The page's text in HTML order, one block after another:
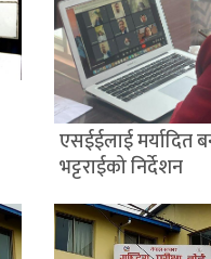
एसईईलाई मर्यादित
भट्टराईको निर्देशन